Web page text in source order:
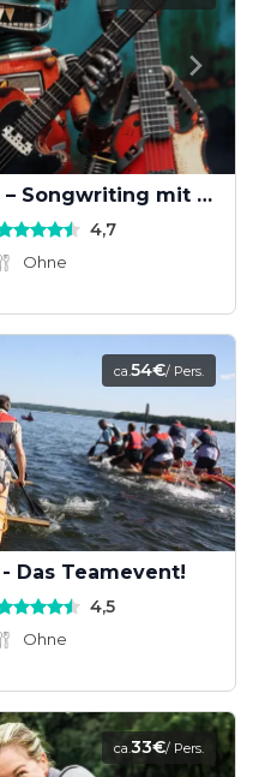
ONE TEAM, ONE SONG – Songwriting mit KI und echten Instrumenten
4,7
Ohne
ca.54€/ Pers.
Das Teamevent!
4,5
Ohne
ca.33€/ Pers.